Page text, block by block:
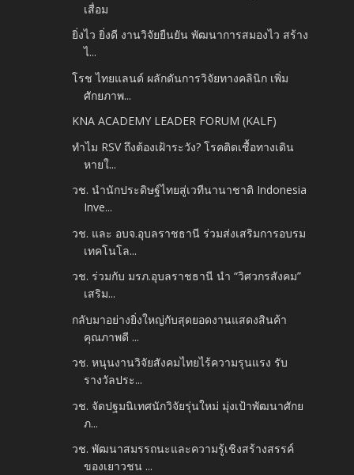
เสื่อม
ยิ่งไว ยิ่งดี งานวิจัยยืนยัน พัฒนาการสมองไว สร้าง
ไ...
โรช ไทยแลนด์ ผลักดันการวิจัยทางคลินิก เพิ่ม
ศักยภาพ...
KNA ACADEMY LEADER FORUM (KALF)
ทำไม RSV ถึงต้องเฝ้าระวัง? โรคติดเชื้อทางเดิน
หายใ...
วช. นำนักประดิษฐ์ไทยสู่เวทีนานาชาติ Indonesia
Inve...
วช. และ อบจ.อุบลราชธานี ร่วมส่งเสริมการอบรม
เทคโนโล...
วช. ร่วมกับ มรภ.อุบลราชธานี นำ “วิศวกรสังคม”
เสริม...
กลับมาอย่างยิ่งใหญ่กับสุดยอดงานแสดงสินค้า
คุณภาพดี ...
วช. หนุนงานวิจัยสังคมไทยไร้ความรุนแรง รับ
รางวัลประ...
วช. จัดปฐมนิเทศนักวิจัยรุ่นใหม่ มุ่งเป้าพัฒนาศักย
ภ...
วช. พัฒนาสมรรถนะและความรู้เชิงสร้างสรรค์
ของเยาวชน ...